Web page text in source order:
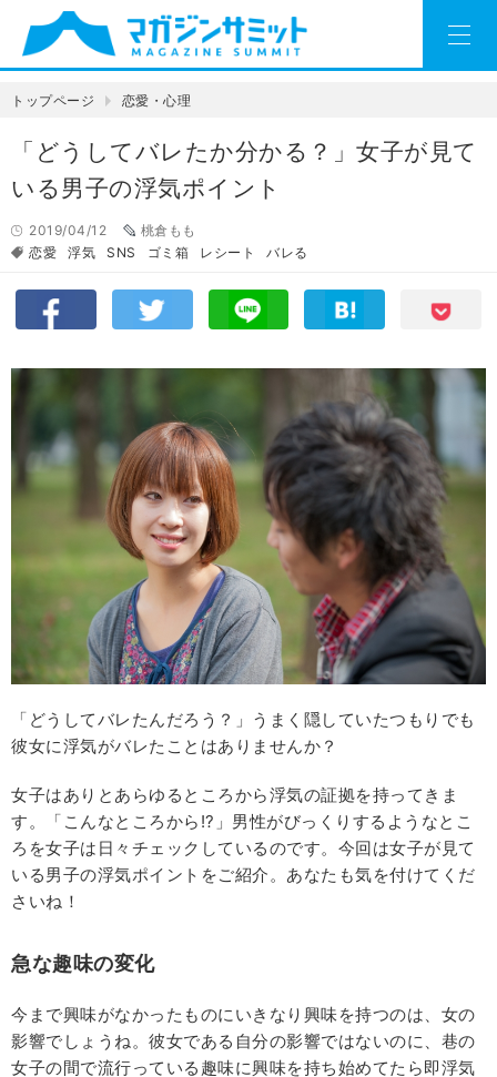
トップページ 恋愛・心理
「どうしてバレたか分かる？」女子が見て
いる男子の浮気ポイント
2019/04/12
桃倉もも
恋愛
浮気 SNS ゴミ箱 レシート バレる
「どうしてバレたんだろう？」うまく隠していたつもりでも
彼女に浮気がバレたことはありませんか？
女子はありとあらゆるところから浮気の証拠を持ってきま
す。「こんなところから!?」男性がびっくりするようなとこ
ろを女子は日々チェックしているのです。今回は女子が見て
いる男子の浮気ポイントをご紹介。あなたも気を付けてくだ
さいね！
急な趣味の変化
今まで興味がなかったものにいきなり興味を持つのは、女の
影響でしょうね。彼女である自分の影響ではないのに、巷の
女子の間で流行っている趣味に興味を持ち始めてたら即浮気